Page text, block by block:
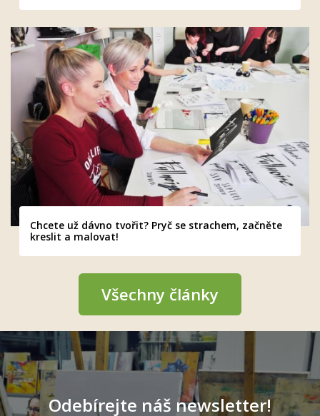
Chcete už dávno tvořit? Pryč se strachem, začněte
kreslit a malovat!
Všechny články
Odebírejte náš newsletter!